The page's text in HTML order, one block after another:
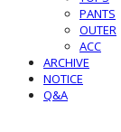
PANTS
OUTER
ACC
ARCHIVE
NOTICE
Q&A